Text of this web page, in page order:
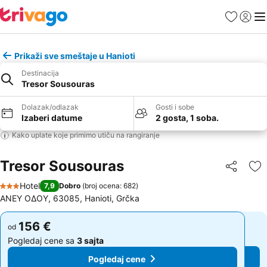
FavoritiPrijavi
Prikaži sve smeštaje u Hanioti
Destinacija
Tresor Sousouras
Dolazak/odlazak
Izaberi datume
Gosti i sobe
2 gosta, 1 soba.
Kako uplate koje primimo utiču na rangiranje
Tresor Sousouras Deli
3 Zvezdice
Hotel 7,9 Dobro (broj ocena: 682)
ΑΝΕΥ ΟΔΟΥ, 63085, Hanioti, Grčka
od 156 €
Pogledaj cene sa 3 sajta
Pogledaj cene
od 156 €
Pogledaj cene sa 3 sajta
Pogledaj cene